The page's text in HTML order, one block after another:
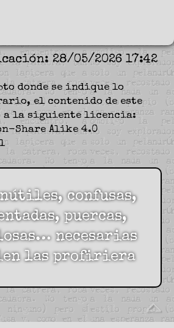
28/05/2026 17:42
donde se indique lo
el contenido de este
a la siguiente licencia:
Share Alike 4.0
confusas,
puercas,
necesarias
las profiriera